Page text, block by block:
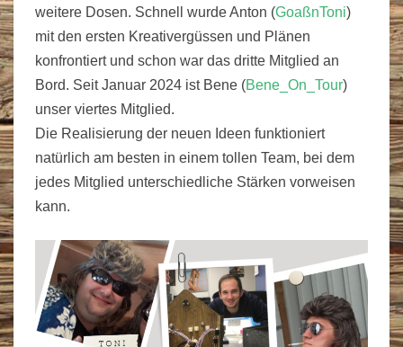
weitere Dosen. Schnell wurde Anton (GoaßnToni)
mit den ersten Kreativergüssen und Plänen
konfrontiert und schon war das dritte Mitglied an
Bord. Seit Januar 2024 ist Bene (Bene_On_Tour)
unser viertes Mitglied.
Die Realisierung der neuen Ideen funktioniert
natürlich am besten in einem tollen Team, bei dem
jedes Mitglied unterschiedliche Stärken vorweisen
kann.